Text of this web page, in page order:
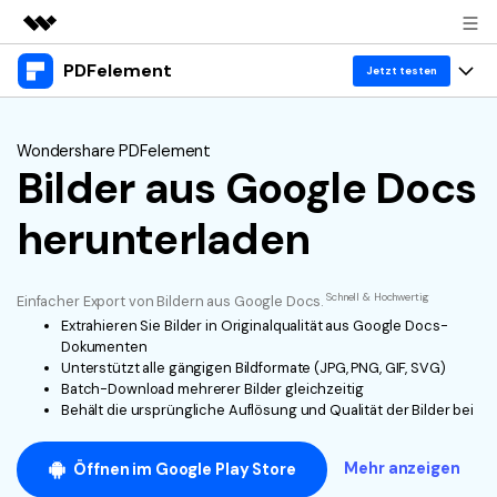
Top-Produkte
Dienstprogramme
Überblick
Lösungen
Über uns
Presseraum
Shop
Support
PDFelement Jetzt testen
Desktop
PDFelement für Windows
Mobile App
PDFelement für iPhone/iPad
PDFelement für Android
Cloud
Lösungen
Benutzer im Bildungswesen
PDF kommentieren
PDF erstellen
PDF kombinieren
Ressourcen
Heiße Themen
Top PDF-Software
How-Tos
Mac-Software
OCR PDF Tipps
Business
KMU von 1-10p
10p+ Unternehmen
Jetzt kaufen Anmelden
Wondershare PDFelement
Bilder aus Google Docs
herunterladen
Einfacher Export von Bildern aus Google Docs.Schnell & Hochwertig
Extrahieren Sie Bilder in Originalqualität aus Google Docs-
Dokumenten
Unterstützt alle gängigen Bildformate (JPG, PNG, GIF, SVG)
Batch-Download mehrerer Bilder gleichzeitig
Behält die ursprüngliche Auflösung und Qualität der Bilder bei
Öffnen im Google Play Store Mehr anzeigen